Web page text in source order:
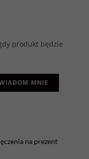
produkt będzie
MNIE
na prezent